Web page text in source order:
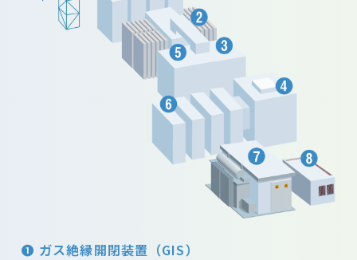
❶ ガス絶縁開閉装置（GIS）